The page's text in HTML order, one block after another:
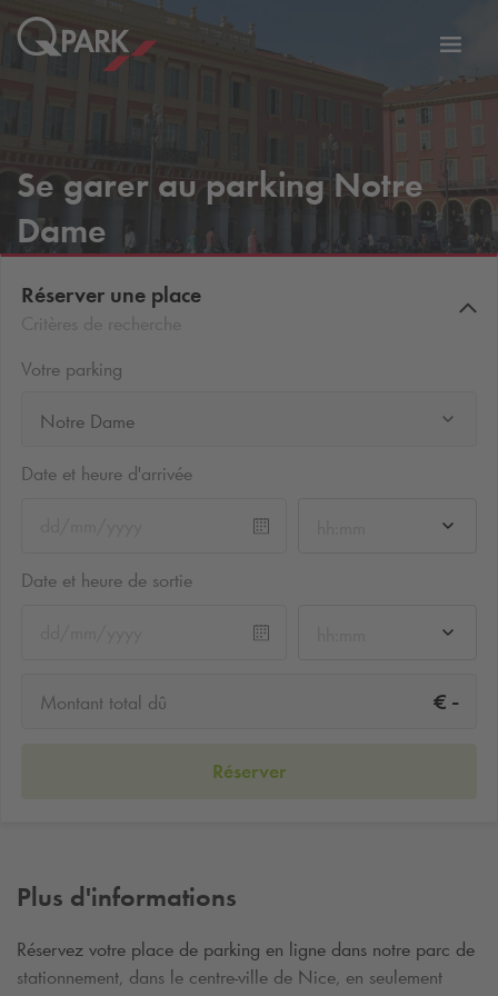
vers
Se garer au parking Notre
Dame
Réserver une place
Votre parking
Notre Dame
Date et heure d'arrivée
Date et heure de sortie
Montant total dû € -
Réserver
Plus d'informations
Réservez votre place de parking en ligne dans notre parc de
stationnement, dans le centre-ville de Nice, en seulement